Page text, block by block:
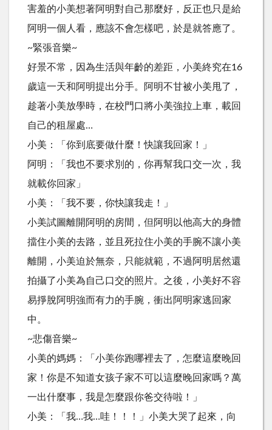
害羞的小美想著阿明對自己那麼好，反正也只是給
阿明一個人看，應該不會怎樣吧，於是就答應了。
~緊張音樂~
好景不常，因為生活與年齡的差距，小美終究在16
歲這一天和阿明提出分手。阿明不甘被小美甩了，
趁著小美放學時，在校門口將小美強拉上車，載回
自己的租屋處…
小美：「你到底要做什麼！快讓我回家！」
阿明：「我也不要求別的，你再幫我口交一次，我
就載你回家」
小美：「我不要，你快讓我走！」
小美試圖離開阿明的房間，但阿明以他高大的身體
擋住小美的去路，並且死拉住小美的手腕不讓小美
離開，小美迫於無奈，只能就範，不過阿明居然還
拍攝了小美為自己口交的照片。之後，小美好不容
易掙脫阿明強而有力的手腕，衝出阿明家逃回家
中。
~悲傷音樂~
小美的媽媽：「小美你跑哪裡去了，怎麼這麼晚回
家！你是不知道女孩子家不可以這麼晚回家嗎？萬
一出什麼事，我是怎麼跟你爸交待啦！」
小美：「我…我…哇！！！」小美大哭了起來，向